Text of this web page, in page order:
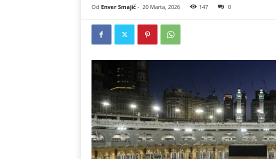
l
u
Od Enver Smajić- 20 Marta, 2026 147 0